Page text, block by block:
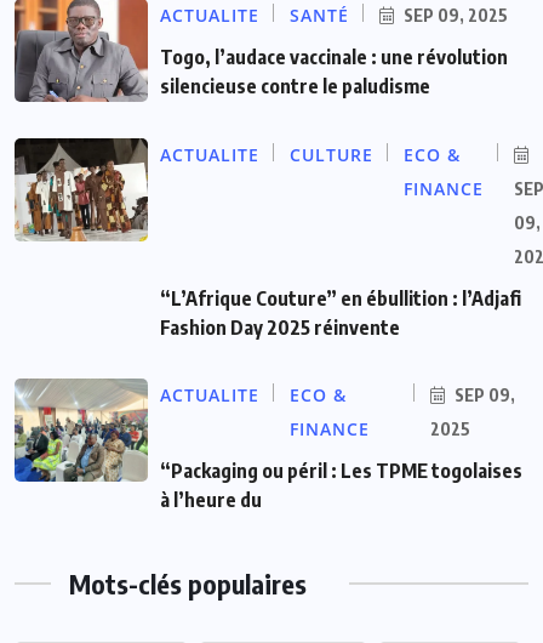
ACTUALITE SANTÉ SEP 09, 2025
Togo, l’audace vaccinale : une révolution
silencieuse contre le paludisme
ACTUALITE CULTURE
ECO &
FINANCE
SEP
09,
“L’Afrique Couture” en ébullition : l’Adjafi
Fashion Day 2025 réinvente
ACTUALITE
ECO &
FINANCE
SEP 09,
2025
“Packaging ou péril : Les TPME togolaises
à l’heure du
Mots-clés populaires